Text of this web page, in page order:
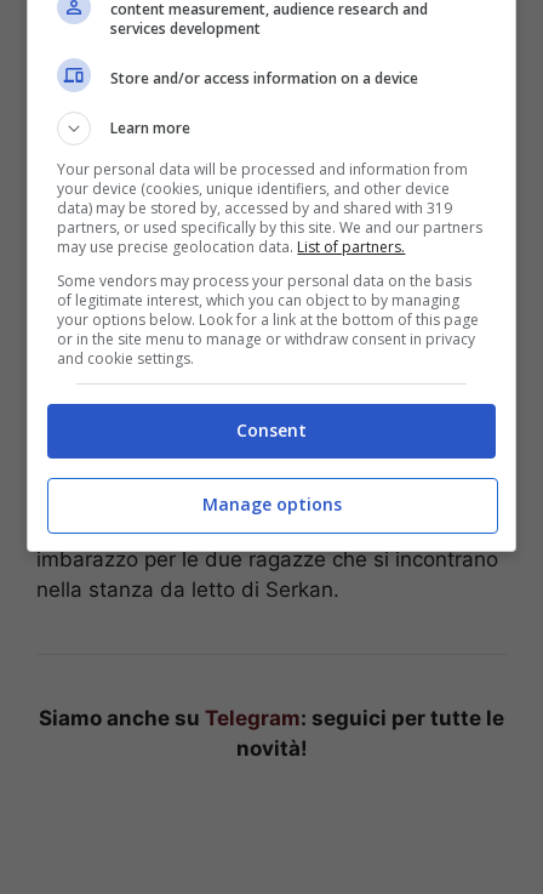
Eda Yildiz
Nella prossima puntata: Eda sta per partire per
l’Italia, dove concluderà gli studi e frequenterà
un importante tirocinio di architettura del
paesaggio. L’addio provoca inSerkanun forte
condizioni preoccupanosua madre. La signora
Aydan è convinta che il malessere sia causato
chiama subito l’ex fidanzata. Seyfi contatta
invece Eda, creando così una scena di grande
imbarazzo per le due ragazze che si incontrano
nella stanza da letto di Serkan.
Siamo anche su Telegram: seguici per tutte le
novità!
content measurement, audience research and
services development
Store and/or access information on a device
Learn more
Your personal data will be processed and information from
your device (cookies, unique identifiers, and other device
data) may be stored by, accessed by and shared with 319
partners, or used specifically by this site. We and our partners
may use precise geolocation data. List of partners.
Some vendors may process your personal data on the basis
of legitimate interest, which you can object to by managing
your options below. Look for a link at the bottom of this page
or in the site menu to manage or withdraw consent in privacy
and cookie settings.
Consent
Manage options